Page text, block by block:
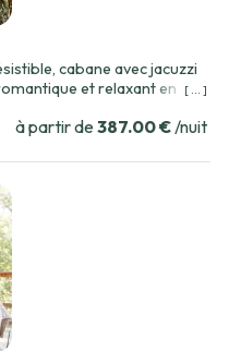
cabane avec jacuzzi
et relaxant en
[ ... ]
à partir de387.00 €/nuit